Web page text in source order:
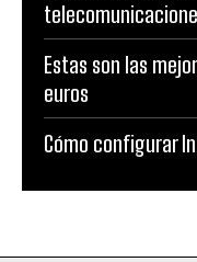
Estas son las
euros
Cómo configurar